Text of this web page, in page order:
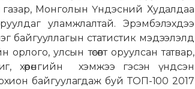
Монголын Үндэсний Худалдаа
уламжлалтай. Эрэмбэлэхдээ
байгууллагын статистик мэдээлэлд
улсын төсөвт оруулсан татвар,
хөрөнгийн хэмжээ гэсэн үндсэн
байгуулагдаж буй ТОП-100 2017